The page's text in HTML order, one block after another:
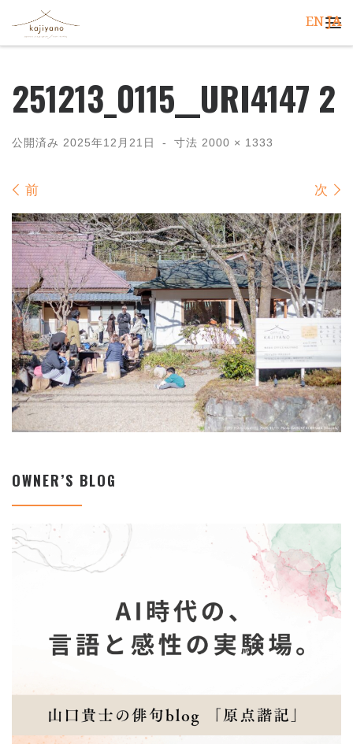
コンテンツへスキップ
251213_0115__URI4147 2
公開済み 2025年12月21日 - 寸法 2000 × 1333
画像ナビゲーション
前 次
OWNER’S BLOG
EN JA